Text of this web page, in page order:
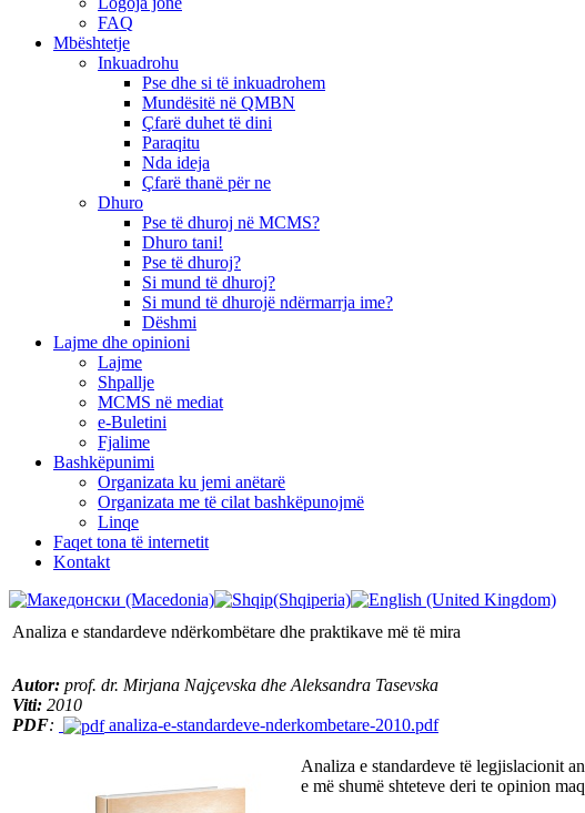
FAQ
Mbështetje
Inkuadrohu
Pse dhe si të inkuadrohem
Mundësitë në QMBN
Çfarë duhet të dini
Paraqitu
Nda ideja
Çfarë thanë për ne
Dhuro
Pse të dhuroj në MCMS?
Dhuro tani!
Pse të dhuroj?
Si mund të dhuroj?
Si mund të dhurojë ndërmarrja ime?
Dëshmi
Lajme dhe opinioni
Lajme
Shpallje
MCMS në mediat
e-Buletini
Fjalime
Bashkëpunimi
Organizata ku jemi anëtarë
Organizata me të cilat bashkëpunojmë
Linqe
Faqet tona të internetit
Kontakt
Analiza e standardeve ndërkombëtare dhe praktikave më të mira
Autor: prof. dr. Mirjana Najçevska dhe Aleksandra Tasevska
Viti: 2010
PDF: analiza-e-standardeve-nderkombetare-2010.pdf
Analiza e standardeve të legjislacionit
e më shumë shteteve deri te opinion